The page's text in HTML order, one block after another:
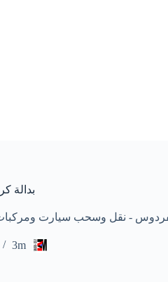
بدالة
- نقل وسحب سيارت ومركبات معطلة علي
3m